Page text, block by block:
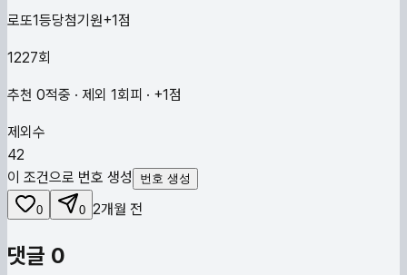
로또1등당첨기원+1점
1227회
추천 0적중 · 제외 1회피 · +1점
제외수
42
이 조건으로 번호 생성
번호 생성
0 0 2개월 전
댓글 0